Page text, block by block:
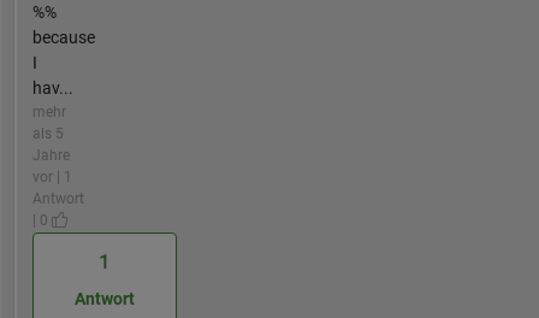
%%
because
I
hav...
mehr
als 5
Jahre
vor | 1
Antwort
| 0
1
Antwort